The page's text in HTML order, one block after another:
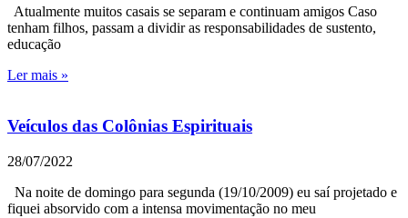
Atualmente muitos casais se separam e continuam amigos Caso
tenham filhos, passam a dividir as responsabilidades de sustento,
educação
Ler mais »
Veículos das Colônias Espirituais
28/07/2022
Na noite de domingo para segunda (19/10/2009) eu saí projetado e
fiquei absorvido com a intensa movimentação no meu